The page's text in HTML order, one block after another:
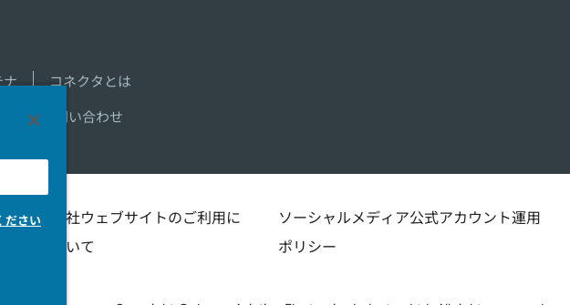
ナ コネクタとは
お問い合わせ
当社ウェブサイトのご利用に
ついて
ソーシャルメディア公式アカウント運用
ポリシー
ださい